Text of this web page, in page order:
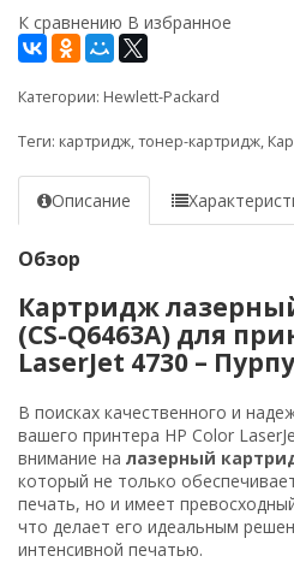
К сравнению В избранное
Категории: Hewlett-Packard
Теги: картридж,тонер-картридж,
Описание
Обзор
Картридж
(CS-Q6463A) для
LaserJet 4730 –
В поисках качественного и
вашего принтера HP Color
внимание на лазерный
который не только
печать, но и имеет
что делает его идеальным
интенсивной печатью.